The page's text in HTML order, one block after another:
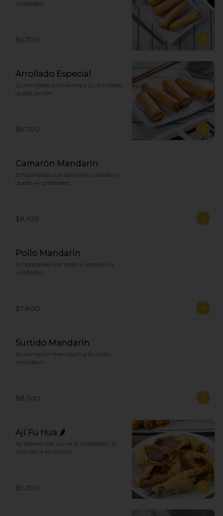
unidades)
$6.300
Arrollado Especial
2u arrollado primavera y 2u arrollado
queso jamón
$6.700
Camarón Mandarín
Empanadas con camarón, cebollín y
queso (4 unidades)
$8.100
Pollo Mandarín
Empanadas con pollo y cebollín (4
unidades)
$7.800
Surtido Mandarín
2u camarón mandarín y 2u pollo
mandarín
$8.300
Ají Fu Hua 🌶
Ají relleno con carne (5 unidades). 10
min extra en cocina.
$9.200